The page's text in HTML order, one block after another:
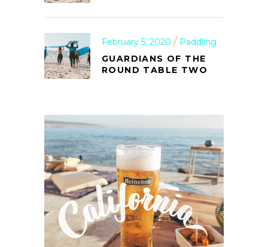
February 5, 2020
Paddling
GUARDIANS OF THE
ROUND TABLE TWO